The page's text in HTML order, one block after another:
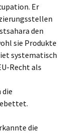
Er
den
sie Produkte
systematisch
Recht als
die